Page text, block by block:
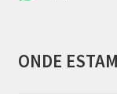
ONDE